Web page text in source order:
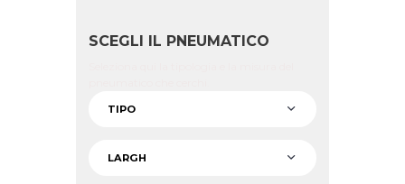
SCEGLI IL PNEUMATICO